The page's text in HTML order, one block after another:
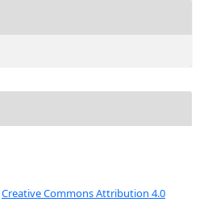
Creative Commons Attribution 4.0